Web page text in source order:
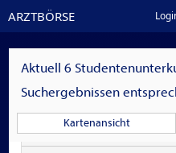
ARZTBÖRSE
Aktuell6
Suchergebnissen
Kartenansicht
Wohnung oder WG
gesucht